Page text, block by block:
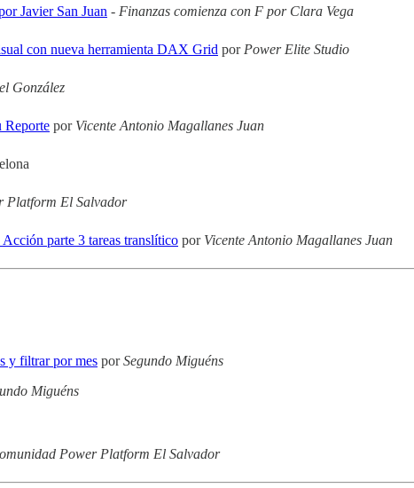
Javier San Juan - Finanzas comienza con F por Clara Vega
con nueva herramienta DAX Grid por Power Elite Studio
González
Reporte por Vicente Antonio Magallanes Juan
Platform El Salvador
parte 3 tareas translítico por Vicente Antonio Magallanes Juan
y filtrar por mes porSegundo Miguéns
Miguéns
Power Platform El Salvador